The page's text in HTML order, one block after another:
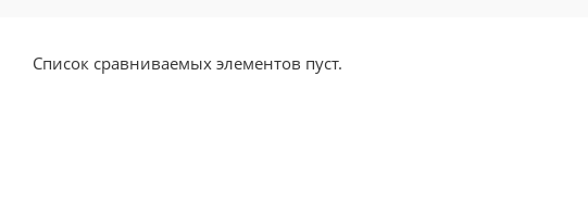
Список сравниваемых элементов пуст.